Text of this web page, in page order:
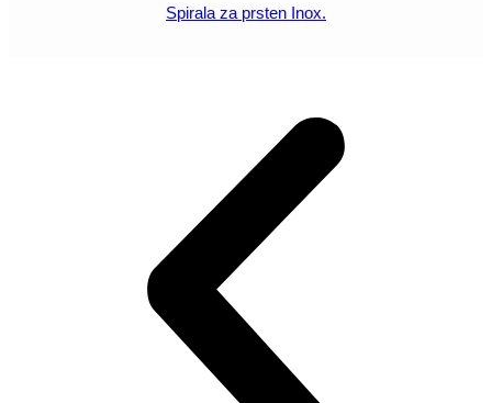
Spirala za prsten Inox.